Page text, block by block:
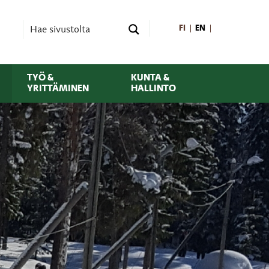
FI EN
TYÖ &
YRITTÄMINEN
KUNTA &
HALLINTO